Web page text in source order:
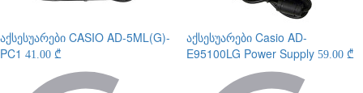
აქსესუარები CASIO AD-5ML(G)-
PC1 41.00 ₾
აქსესუარები Casio AD-
E95100LG Power Supply 59.00 ₾